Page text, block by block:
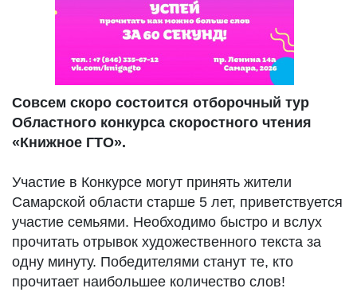
Совсем скоро состоится отборочный тур
Областного конкурса скоростного чтения
«Книжное ГТО».
Участие в Конкурсе могут принять жители
Самарской области старше 5 лет, приветствуется
участие семьями. Необходимо быстро и вслух
прочитать отрывок художественного текста за
одну минуту. Победителями станут те, кто
прочитает наибольшее количество слов!